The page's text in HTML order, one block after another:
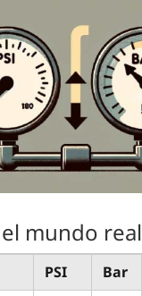
mundo real
PSI
Bar